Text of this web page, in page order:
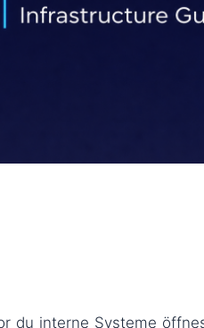
du interne Systeme